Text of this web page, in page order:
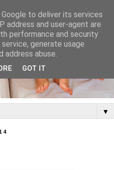
▼
to deliver its services
address and user-agent are
performance and security
generate usage
abuse.
GOT IT